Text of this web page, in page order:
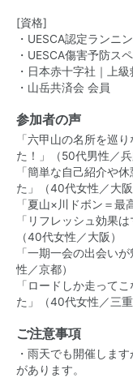
[資格]
・UESCA認定ランニ
・UESCA傷害予防ス
・日本赤十字社｜上
・山岳共済会 会員
参加者の声
「六甲山の名所を巡
た！」（50代男性／兵
「簡単な自己紹介や
た」（40代女性／大阪
「夏山×川ドボン＝最
「リフレッシュ効果
（40代女性／大阪）
「一期一会の出会い
性／京都）
「ロードしか走って
た」（40代女性／三重
ご注意事項
・雨天でも開催しま
があります。